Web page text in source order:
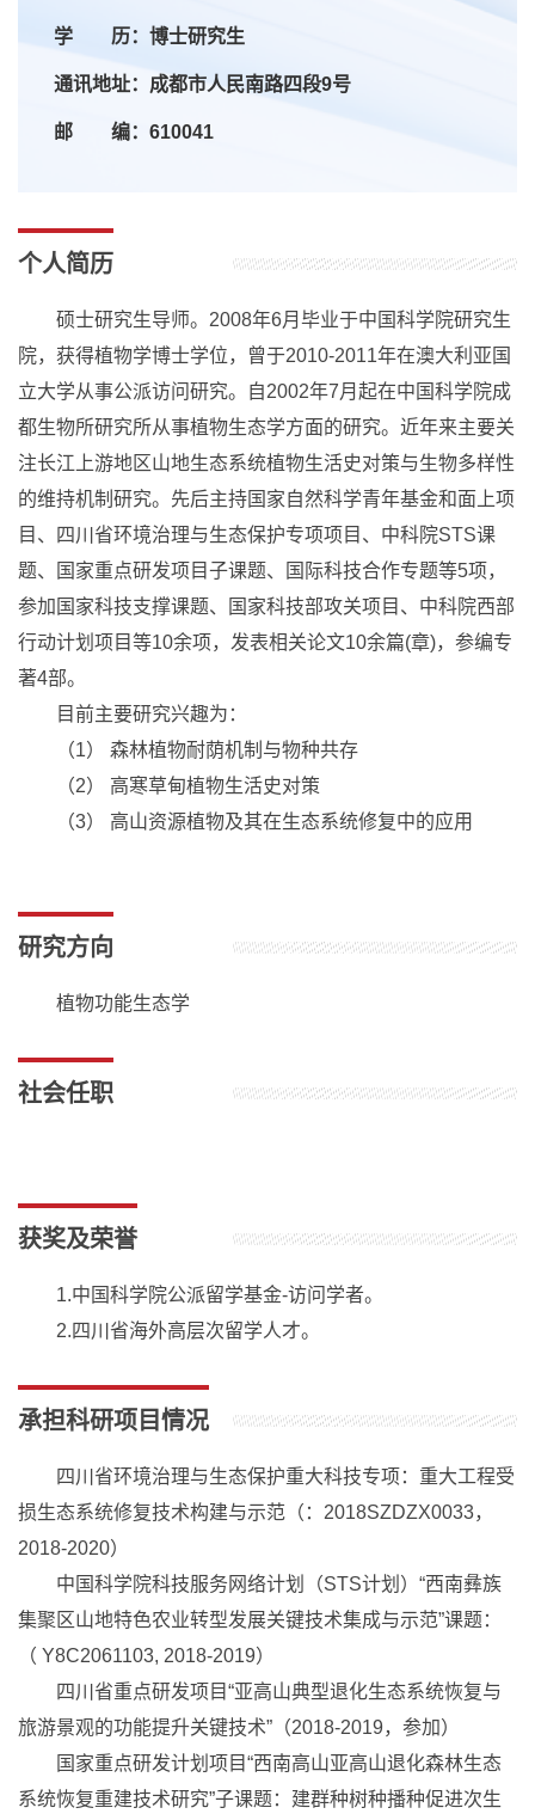
学 历：博士研究生
通讯地址：成都市人民南路四段9号
邮 编：610041
个人简历
硕士研究生导师。2008年6月毕业于中国科学院研究生
院，获得植物学博士学位，曾于2010-2011年在澳大利亚国
立大学从事公派访问研究。自2002年7月起在中国科学院成
都生物所研究所从事植物生态学方面的研究。近年来主要关
注长江上游地区山地生态系统植物生活史对策与生物多样性
的维持机制研究。先后主持国家自然科学青年基金和面上项
目、四川省环境治理与生态保护专项项目、中科院STS课
题、国家重点研发项目子课题、国际科技合作专题等5项，
参加国家科技支撑课题、国家科技部攻关项目、中科院西部
行动计划项目等10余项，发表相关论文10余篇(章)，参编专
著4部。
目前主要研究兴趣为：
（1） 森林植物耐荫机制与物种共存
（2） 高寒草甸植物生活史对策
（3） 高山资源植物及其在生态系统修复中的应用
研究方向
植物功能生态学
社会任职
获奖及荣誉
1.中国科学院公派留学基金-访问学者。
2.四川省海外高层次留学人才。
承担科研项目情况
四川省环境治理与生态保护重大科技专项：重大工程受
损生态系统修复技术构建与示范（：2018SZDZX0033，
2018-2020）
中国科学院科技服务网络计划（STS计划）“西南彝族
集聚区山地特色农业转型发展关键技术集成与示范”课题：
（ Y8C2061103, 2018-2019）
四川省重点研发项目“亚高山典型退化生态系统恢复与
旅游景观的功能提升关键技术”（2018-2019，参加）
国家重点研发计划项目“西南高山亚高山退化森林生态
系统恢复重建技术研究”子课题：建群种树种播种促进次生